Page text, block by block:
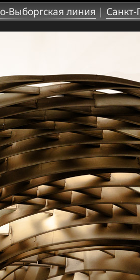
Выборгская линия | Санкт-